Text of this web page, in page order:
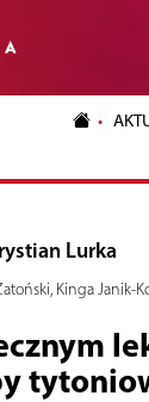
Lurka
Kinga Janik-